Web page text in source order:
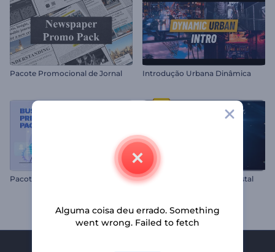
Pacote Promocional de Jornal Introdução Urbana Dinâmica
P
acote de Apresentação de Negócios Abertura Diamantes de Cristal
Alguma coisa deu errado. Something
went wrong. Failed to fetch